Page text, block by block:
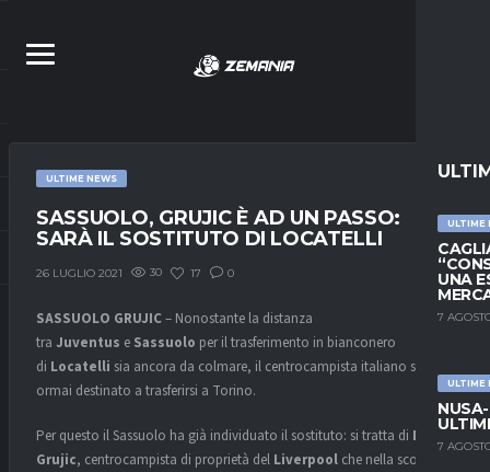
ULTIME
UNA
7
ULTIME
7
ULTIME NEWS
SASSUOLO, GRUJIC È AD UN PASSO:
SARÀ IL SOSTITUTO DI LOCATELLI
26 LUGLIO 2021 30 17 0
SASSUOLO GRUJIC– Nonostante la distanza
tra Juventus e Sassuolo per il trasferimento in bianconero
di Locatelli sia ancora da colmare, il centrocampista italiano sembra
ormai destinato a trasferirsi a Torino.
Per questo il Sassuolo ha già individuato il sostituto: si tratta di Marko
Grujic, centrocampista di proprietà del Liverpool che nella scorsa